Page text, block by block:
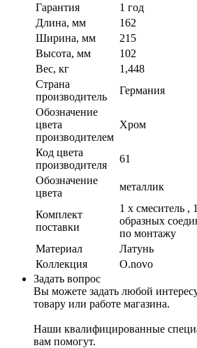
Гарантия
1 год
Длина, мм
162
Ширина, мм
215
Высота, мм
102
Вес, кг
1,448
Страна
производитель
Германия
Обозначение
цвета
производителем
Хром
Код цвета
производителя
61
Обозначение
цвета
металлик
Комплект
поставки
1 x смеситель ,
образных
по монтажу
Материал
Латунь
Коллекция
O.novo
Задать вопрос
Вы можете задать любой
товару или работе магазина.
Наши квалифицированные
вам помогут.